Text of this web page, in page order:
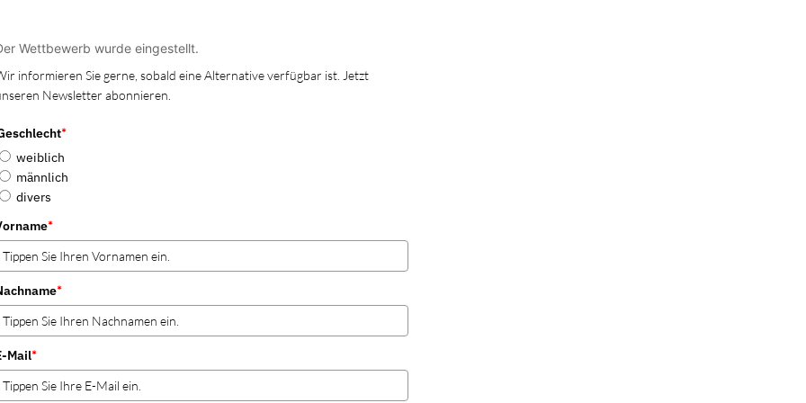
Wettbewerb wurde eingestellt.
informieren Sie gerne, sobald eine Alternative verfügbar ist. Jetzt
Newsletter abonnieren.
*
weiblich
männlich
divers
*
*
Mail*